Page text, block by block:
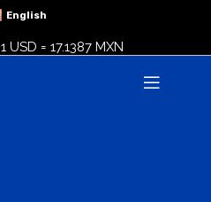
1 USD = 17.1387 MXN
English